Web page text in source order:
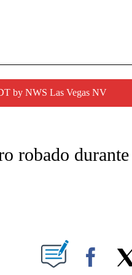
by NWS Las Vegas NV
ABOUT NEW PAGES ON
robado
NEW PAGES ON "".